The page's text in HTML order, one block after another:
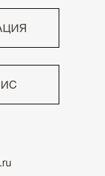
опыт